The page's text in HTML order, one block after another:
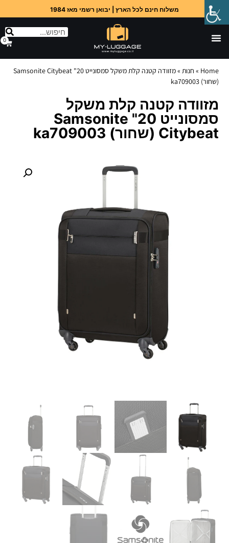
משלוח חינם לכל הארץ | יבואן רשמי מאז 1984
0
Home
» חנות »
מזוודה קטנה קלת משקל סמסונייט 20" Samsonite Citybeat
(שחור) ka709003
מזוודה קטנה קלת משקל
סמסונייט 20" Samsonite
Citybeat (שחור) ka709003